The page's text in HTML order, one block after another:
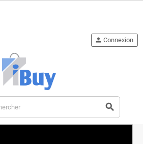
person Connexion
search